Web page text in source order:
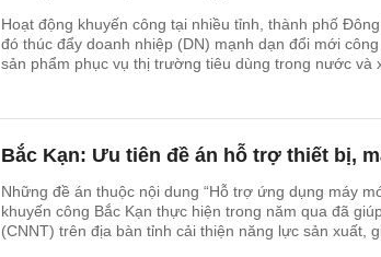
Hoạt động khuyến công tại nhiều tỉnh, thành phố
đó thúc đẩy doanh nhiệp (DN) mạnh dạn đổi mới
sản phẩm phục vụ thị trường tiêu dùng trong nước và
Bắc Kạn: Ưu tiên đề án hỗ trợ thiết bị,
Những đề án thuộc nội dung “Hỗ trợ ứng dụng máy
khuyến công Bắc Kạn thực hiện trong năm qua đã
(CNNT) trên địa bàn tỉnh cải thiện năng lực sản xuất,